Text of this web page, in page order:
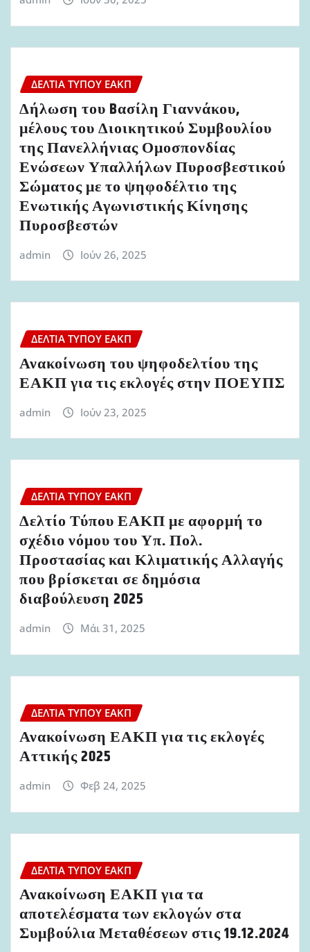
ΔΕΛΤΊΑ ΤΎΠΟΥ ΕΑΚΠ
Δήλωση του Bασίλη Γιαννάκου,
μέλους του Διοικητικού Συμβουλίου
της Πανελλήνιας Ομοσπονδίας
Ενώσεων Υπαλλήλων Πυροσβεστικού
Σώματος με το ψηφοδέλτιο της
Ενωτικής Αγωνιστικής Κίνησης
Πυροσβεστών
admin Ιούν 26, 2025
ΔΕΛΤΊΑ ΤΎΠΟΥ ΕΑΚΠ
Ανακοίνωση του ψηφοδελτίου της
ΕΑΚΠ για τις εκλογές στην ΠΟΕΥΠΣ
admin Ιούν 23, 2025
ΔΕΛΤΊΑ ΤΎΠΟΥ ΕΑΚΠ
Δελτίο Τύπου ΕΑΚΠ με αφορμή το
σχέδιο νόμου του Υπ. Πολ.
Προστασίας και Κλιματικής Αλλαγής
που βρίσκεται σε δημόσια
διαβούλευση 2025
admin Μάι 31, 2025
ΔΕΛΤΊΑ ΤΎΠΟΥ ΕΑΚΠ
Ανακοίνωση ΕΑΚΠ για τις εκλογές
Αττικής 2025
admin Φεβ 24, 2025
ΔΕΛΤΊΑ ΤΎΠΟΥ ΕΑΚΠ
Ανακοίνωση ΕΑΚΠ για τα
αποτελέσματα των εκλογών στα
Συμβούλια Μεταθέσεων στις 19.12.2024